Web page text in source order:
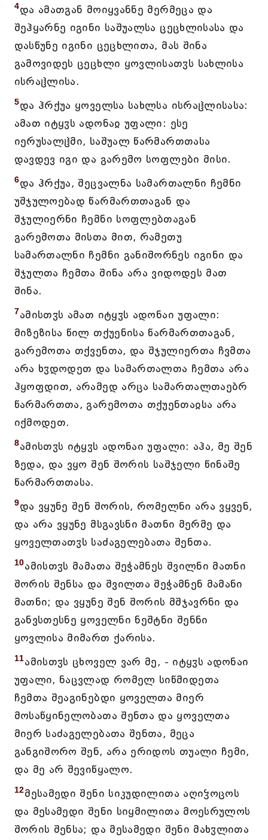
4და ამათგან მოიყვანნე მერმეცა და
შეჰყარნე იგინი საშუალსა ცეცხლისასა და
დასწუნე იგინი ცეცხლითა, მას შინა
გამოვიდეს ცეცხლი ყოვლისათჳს სახლისა
ისრაჱლისა.
5და ჰრქუა ყოველსა სახლსა ისრაჱლისასა:
ამათ იტყჳს ადონაჲ უფალი: ესე
იერუსალჱმი, საშუალ წარმართთასა
დავდევ იგი და გარემო სოფლები მისი.
6და ჰრქუა, შეცვალნა სამართალნი ჩემნი
უშჯულოებად წარმართთაგან და
შჯულიერნი ჩემნი სოფლებთაგან
გარემოთა მისთა მით, რამეთუ
სამართალნი ჩემნი განიშორნეს იგინი და
შჯულთა ჩემთა შინა არა ვიდოდეს მათ
შინა.
7ამისთჳს ამათ იტყჳს ადონაი უფალი:
მიზეზისა წილ თქუენისა წარმართთაგან,
გარემოთა თქვენთა, და შჯულიერთა ჩვმთა
არა ხჳდოდეთ და სამართალთა ჩემთა არა
ჰყოფდით, არამედ არცა სამართალთაებრ
წარმართთა, გარემოთა თქუენთაჲსა არა
იქმოდეთ.
8ამისთჳს იტყჳს ადონაი უფალი: აჰა, მე შენ
ზედა, და ვყო შენ შორის საშჯელი წინაშე
წარმართთასა.
9და ვყუნე შენ შორის, რომელნი არა ვყვენ,
და არა ვყუნე მსგავსნი მათნი მერმე და
ყოველთათჳს საძაგელებათა შენთა.
10ამისთჳს მამათა შეჭამნეს შვილნი მათნი
შორის შენსა და შვილთა შეჭამნენ მამანი
მათნი; და ვყუნე შენ შორის მშჯავრნი და
განვსთესნე ყოველნი ნეშტნი შენნი
ყოვლისა მიმართ ქარისა.
11ამისთჳს ცხოველ ვარ მე, - იტყჳს ადონაი
უფალი, ნაცვლად რომელ სიწმიდეთა
ჩემთა შეაგინებდი ყოველთა მიერ
მოსაწყინელობათა შენთა და ყოველთა
მიერ საძაგელებათა შენთა, მეცა
განგიშორო შენ, არა ერიდოს თუალი ჩემი,
და მე არ შევიწყალო.
12მესამედი შენი სიკუდილითა აღიჴოცოს
და მესამედი შენი სიყმილითა მოესრულოს
შორის შენსა; და მესამედი შენი მახჳლითა